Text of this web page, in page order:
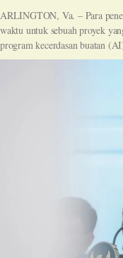
ARLINGTON, Va. – Para
waktu untuk sebuah proyek
program kecerdasan buatan